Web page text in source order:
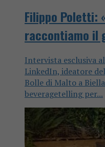
Filippo Poletti:
raccontiamo il
Intervista esclusiva
LinkedIn, ideatore
Bolle di Malto a
beveragetelling per...